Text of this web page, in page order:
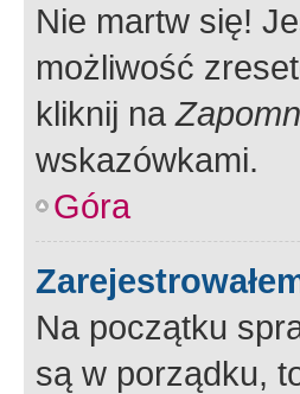
Nie martw się!
możliwość
kliknij na
wskazówkami.
Góra
Na początku
są w porządku,